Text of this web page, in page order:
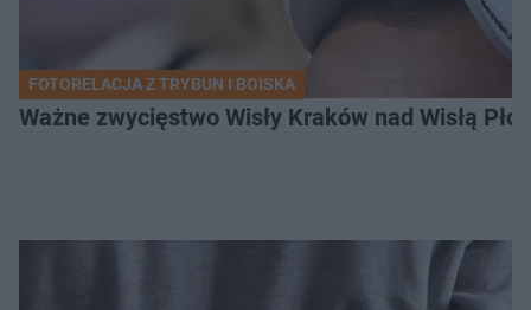
FOTORELACJA Z TRYBUN I BOISKA
Ważne zwycięstwo Wisły Kraków nad Wisłą